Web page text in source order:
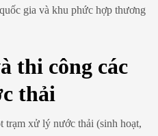
gia và khu phức hợp thương
thi công các
thải
xử lý nước thải (sinh hoạt,